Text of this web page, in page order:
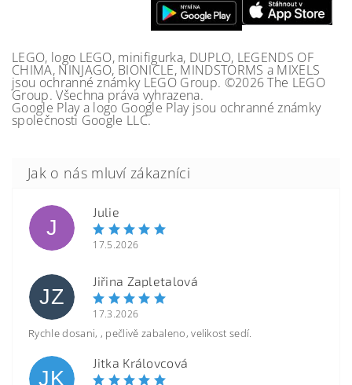
LEGO, logo LEGO, minifigurka, DUPLO, LEGENDS OF
CHIMA, NINJAGO, BIONICLE, MINDSTORMS a MIXELS
jsou ochranné známky LEGO Group. ©2026 The LEGO
Group. Všechna práva vyhrazena.
Google Play a logo Google Play jsou ochranné známky
společnosti Google LLC.
J
Julie
17.5.2026
JZ
Jiřina Zapletalová
17.3.2026
Rychle dosani, , pečlivě zabaleno, velikost sedí.
JK
Jitka Královcová